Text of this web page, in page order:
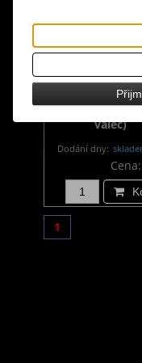
Uhlíky na
Excelsior 10
válec)
Dodání dny:
Cena:
1